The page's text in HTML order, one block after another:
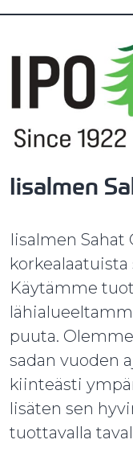
Iisalmen
Iisalmen Sahat
korkealaatuista
Käytämme
puuta.
sadan vuoden
kiinteästi
lisäten sen
tuottavalla